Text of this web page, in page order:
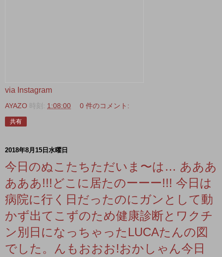
via Instagram
AYAZO 時刻: 1:08:00 0 件のコメント:
共有
2018年8月15日水曜日
今日のぬこたちただいま〜は… あああ
あああ!!!どこに居たのーーー!!! 今日は
病院に行く日だったのにガンとして動
かず出てこずのため健康診断とワクチ
ン別日になっちゃったLUCAたんの図
でした。んもおおお!おかしゃん今日